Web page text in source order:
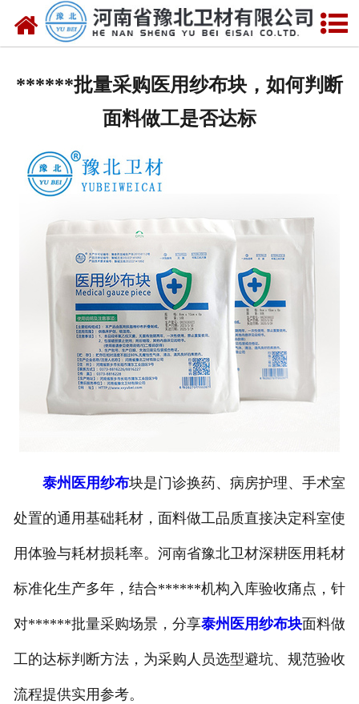
网站首页
厂房设备
人才招聘
联系我们
******批量采购医用纱布块，如何判断
面料做工是否达标
泰州医用纱布块是门诊换药、病房护理、手术室
处置的通用基础耗材，面料做工品质直接决定科室使
用体验与耗材损耗率。河南省豫北卫材深耕医用耗材
标准化生产多年，结合******机构入库验收痛点，针
对******批量采购场景，分享泰州医用纱布块面料做
工的达标判断方法，为采购人员选型避坑、规范验收
流程提供实用参考。